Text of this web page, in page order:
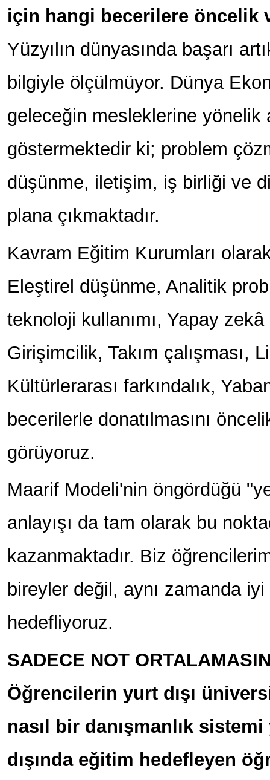
için hangi becerilere öncelik
Yüzyılın dünyasında başarı
bilgiyle ölçülmüyor. Dünya
geleceğin mesleklerine yönelik
göstermektedir ki; problem
düşünme, iletişim, iş birliği ve
plana çıkmaktadır.
Kavram Eğitim Kurumları
Eleştirel düşünme, Analitik
teknoloji kullanımı, Yapay zekâ
Girişimcilik, Takım çalışması,
Kültürlerarası farkındalık,
becerilerle donatılmasını
görüyoruz.
Maarif Modeli'nin öngördüğü
anlayışı da tam olarak bu
kazanmaktadır. Biz
bireyler değil, aynı zamanda iyi
hedefliyoruz.
SADECE NOT
Öğrencilerin yurt dışı
nasıl bir danışmanlık
dışında eğitim hedefleyen